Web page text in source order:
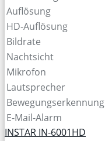
Auflösung
HD-Auflösung
Bildrate
Nachtsicht
Mikrofon
Lautsprecher
Bewegungserkennung
E-Mail-Alarm
INSTAR IN-6001HD